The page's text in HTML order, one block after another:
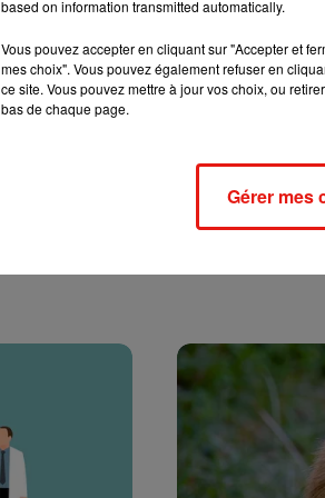
based on information transmitted automatically.
Vous pouvez accepter en cliquant sur "Accepter et
mes choix". Vous pouvez également refuser en
ce site. Vous pouvez mettre à jour vos choix, ou
bas de chaque page.
Gérer mes